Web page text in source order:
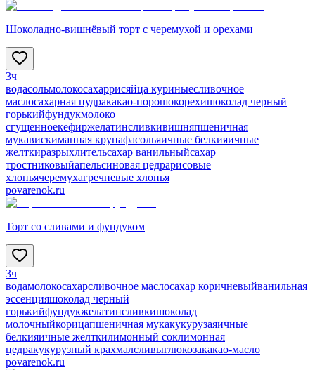
Шоколадно-вишнёвый торт с черемухой и орехами
3ч
водасольмолокосахаррисяйца куриныесливочное
маслосахарная пудракакао-порошокорехишоколад черный
горькийфундукмолоко
сгущенноекефиржелатинсливкивишняпшеничная
мукавискиманная крупафасольяичные белкияичные
желткиразрыхлительсахар ванильныйсахар
тростниковыйапельсиновая цедрарисовые
хлопьячеремухагречневые хлопья
povarenok.ru
Торт со сливами и фундуком
3ч
водамолокосахарсливочное маслосахар коричневыйванильная
эссенцияшоколад черный
горькийфундукжелатинсливкишоколад
молочныйкорицапшеничная мукакукурузаяичные
белкияичные желткилимонный соклимонная
цедракукурузный крахмалсливыглюкозакакао-масло
povarenok.ru